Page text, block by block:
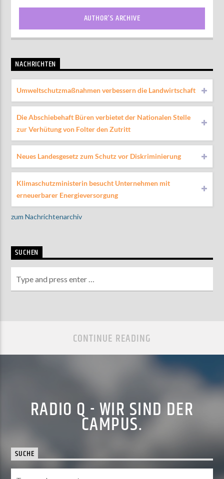
AUTHOR'S ARCHIVE
NACHRICHTEN
Umweltschutzmaßnahmen verbessern die Landwirtschaft
Die Abschiebehaft Büren verbietet der Nationalen Stelle
zur Verhütung von Folter den Zutritt
Neues Landesgesetz zum Schutz vor Diskriminierung
Klimaschutzministerin besucht Unternehmen mit
erneuerbarer Energieversorgung
zum Nachrichtenarchiv
SUCHEN
CONTINUE READING
RADIO Q - WIR SIND DER
CAMPUS.
SUCHE